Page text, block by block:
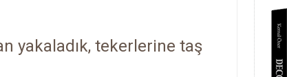
yakaladık, tekerlerine taş